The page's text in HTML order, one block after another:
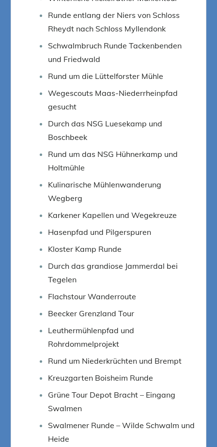
Runde entlang der Niers von Schloss
Rheydt nach Schloss Myllendonk
Schwalmbruch Runde Tackenbenden
und Friedwald
Rund um die Lüttelforster Mühle
Wegescouts Maas-Niederrheinpfad
gesucht
Durch das NSG Luesekamp und
Boschbeek
Rund um das NSG Hühnerkamp und
Holtmühle
Kulinarische Mühlenwanderung
Wegberg
Karkener Kapellen und Wegekreuze
Hasenpfad und Pilgerspuren
Kloster Kamp Runde
Durch das grandiose Jammerdal bei
Tegelen
Flachstour Wanderroute
Beecker Grenzland Tour
Leuthermühlenpfad und
Rohrdommelprojekt
Rund um Niederkrüchten und Brempt
Kreuzgarten Boisheim Runde
Grüne Tour Depot Bracht – Eingang
Swalmen
Swalmener Runde – Wilde Schwalm und
Heide